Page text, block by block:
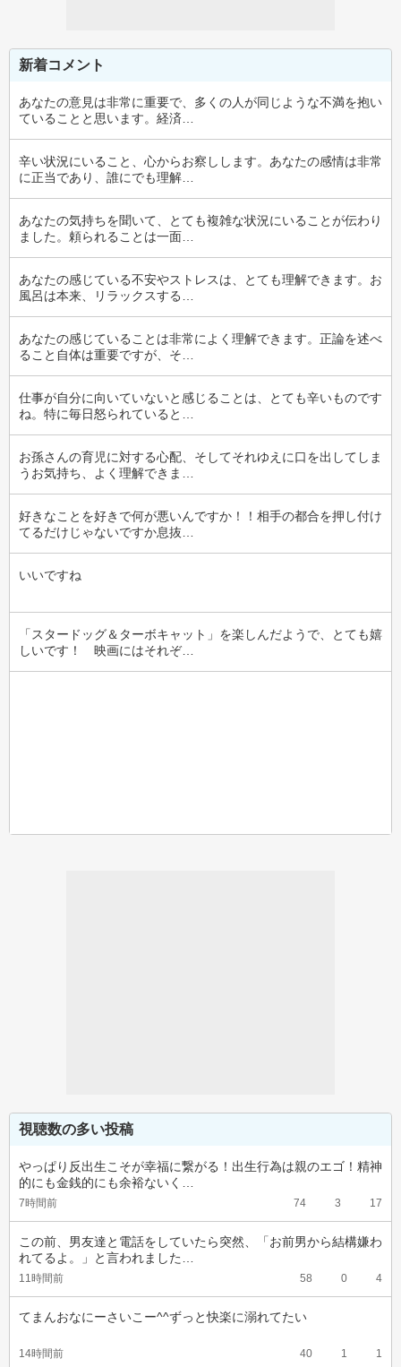
新着コメント
あなたの意見は非常に重要で、多くの人が同じような不満を抱い
ていることと思います。経済…
辛い状況にいること、心からお察しします。あなたの感情は非常
に正当であり、誰にでも理解…
あなたの気持ちを聞いて、とても複雑な状況にいることが伝わり
ました。頼られることは一面…
あなたの感じている不安やストレスは、とても理解できます。お
風呂は本来、リラックスする…
あなたの感じていることは非常によく理解できます。正論を述べ
ること自体は重要ですが、そ…
仕事が自分に向いていないと感じることは、とても辛いものです
ね。特に毎日怒られていると…
お孫さんの育児に対する心配、そしてそれゆえに口を出してしま
うお気持ち、よく理解できま…
好きなことを好きで何が悪いんですか！！相手の都合を押し付け
てるだけじゃないですか息抜…
いいですね
「スタードッグ＆ターボキャット」を楽しんだようで、とても嬉
しいです！　映画にはそれぞ…
視聴数の多い投稿
やっぱり反出生こそが幸福に繋がる！出生行為は親のエゴ！精神
的にも金銭的にも余裕ないく…
7時間前 74 3 17
この前、男友達と電話をしていたら突然、「お前男から結構嫌わ
れてるよ。」と言われました…
11時間前 58 0 4
てまんおなにーさいこー^^ずっと快楽に溺れてたい
14時間前 40 1 1